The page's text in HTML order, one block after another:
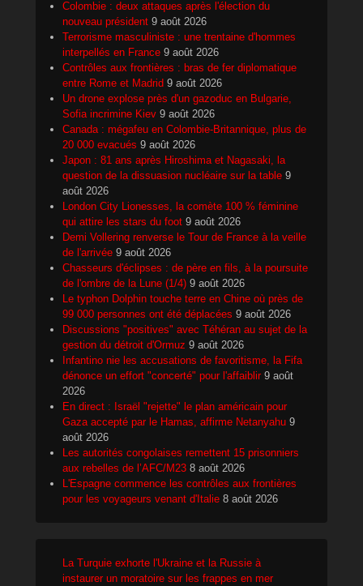
Colombie : deux attaques après l'élection du
nouveau président 9 août 2026
Terrorisme masculiniste : une trentaine d'hommes
interpellés en France 9 août 2026
Contrôles aux frontières : bras de fer diplomatique
entre Rome et Madrid 9 août 2026
Un drone explose près d'un gazoduc en Bulgarie,
Sofia incrimine Kiev 9 août 2026
Canada : mégafeu en Colombie-Britannique, plus de
20 000 evacués 9 août 2026
Japon : 81 ans après Hiroshima et Nagasaki, la
question de la dissuasion nucléaire sur la table 9
août 2026
London City Lionesses, la comète 100 % féminine
qui attire les stars du foot 9 août 2026
Demi Vollering renverse le Tour de France à la veille
de l'arrivée 9 août 2026
Chasseurs d'éclipses : de père en fils, à la poursuite
de l'ombre de la Lune (1/4) 9 août 2026
Le typhon Dolphin touche terre en Chine où près de
99 000 personnes ont été déplacées 9 août 2026
Discussions "positives" avec Téhéran au sujet de la
gestion du détroit d'Ormuz 9 août 2026
Infantino nie les accusations de favoritisme, la Fifa
dénonce un effort "concerté" pour l'affaiblir 9 août
2026
En direct : Israël "rejette" le plan américain pour
Gaza accepté par le Hamas, affirme Netanyahu 9
août 2026
Les autorités congolaises remettent 15 prisonniers
aux rebelles de l’AFC/M23 8 août 2026
L'Espagne commence les contrôles aux frontières
pour les voyageurs venant d'Italie 8 août 2026
La Turquie exhorte l'Ukraine et la Russie à
instaurer un moratoire sur les frappes en mer